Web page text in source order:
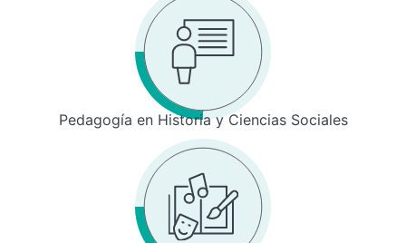
Pedagogía en Historia y Ciencias Sociales